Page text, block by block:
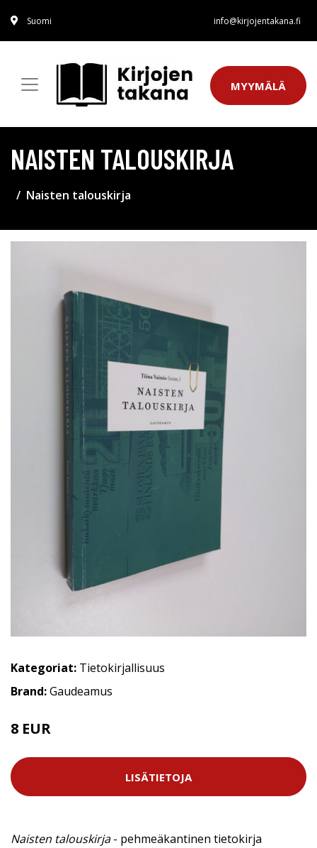
Suomi info@kirjojentakana.fi
MYYMÄLÄ
NAISTEN TALOUSKIRJA
Naisten talouskirja
Kategoriat: Tietokirjallisuus
Brand:Gaudeamus
8 EUR
LISÄTIETOJA
Naisten talouskirja- pehmeäkantinen tietokirja